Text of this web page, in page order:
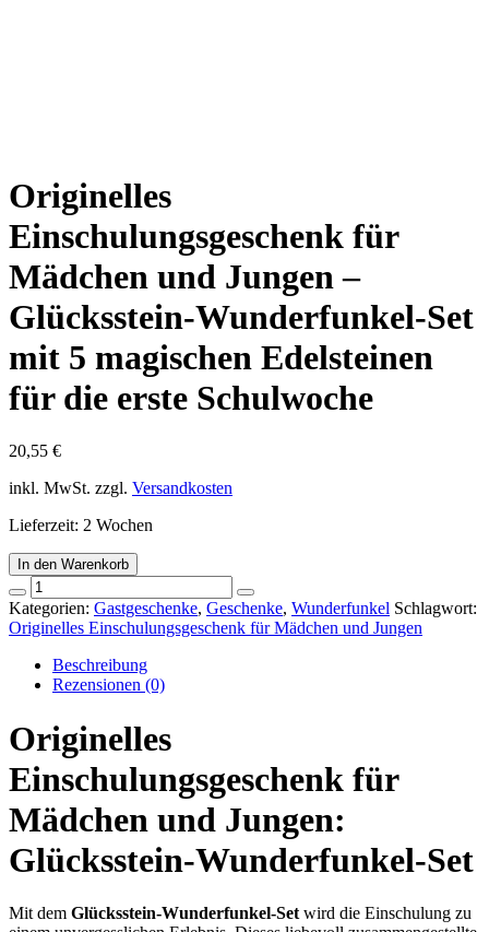
Originelles
Einschulungsgeschenk für
Mädchen und Jungen –
Glücksstein-Wunderfunkel-Set
mit 5 magischen Edelsteinen
für die erste Schulwoche
20,55 €
inkl. MwSt. zzgl. Versandkosten
Lieferzeit: 2 Wochen
In den Warenkorb
Originelles
Einschulungsgeschenk
für
Mädchen
und
Jungen
Glücksstein-
Wunderfunkel-
mit
magischen
für
Schulwoche
Kategorien: Gastgeschenke, Geschenke, Wunderfunkel Schlagwort:
Originelles Einschulungsgeschenk für Mädchen und Jungen
Beschreibung
Rezensionen (0)
Originelles
Einschulungsgeschenk für
Mädchen und Jungen:
Glücksstein-Wunderfunkel-Set
Mit dem Glücksstein-Wunderfunkel-Set wird die Einschulung zu